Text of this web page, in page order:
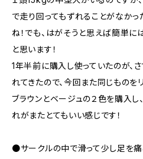
で走り回ってもずれることがなかっ
ね！でも、はがそうと思えば簡単に
と思います！
1年半前に購入し使っていたのが、
れてきたので、今回また同じものを
ブラウンとベージュの２色を購入し
れがまたとてもいい感じです！
●サークルの中で滑って少し足を痛